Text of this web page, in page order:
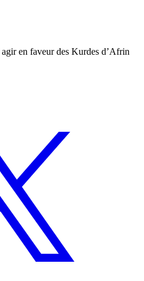
en faveur des Kurdes d’Afrin